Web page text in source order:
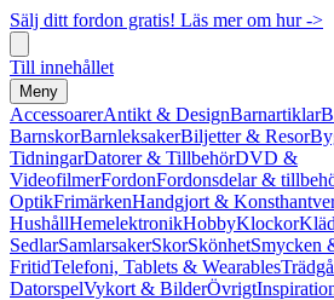
Sälj ditt fordon gratis! Läs mer om hur ->
Till innehållet
Meny
AccessoarerAntikt & DesignBarnartiklar
BarnskorBarnleksakerBiljetter & Resor
TidningarDatorer & TillbehörDVD &
VideofilmerFordonFordonsdelar &
OptikFrimärkenHandgjort &
HushållHemelektronikHobbyKlockor
SedlarSamlarsakerSkorSkönhetSmycken
FritidTelefoni, Tablets & Wearables
DatorspelVykort & BilderÖvrigt